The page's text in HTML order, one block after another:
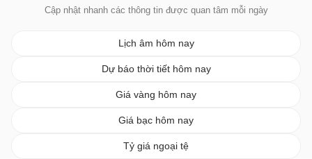
Cập nhật nhanh các thông tin được quan tâm mỗi ngày
Lịch âm hôm nay
Dự báo thời tiết hôm nay
Giá vàng hôm nay
Giá bạc hôm nay
Tỷ giá ngoại tệ